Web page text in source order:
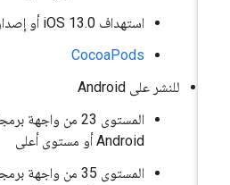
استهداف iOS 13.0 أو إصدار أحدث
CocoaPods
للنشر على Android
المستوى 23 من واجهة
Android أو مستوى أعلى
المستوى 35 من واجهة